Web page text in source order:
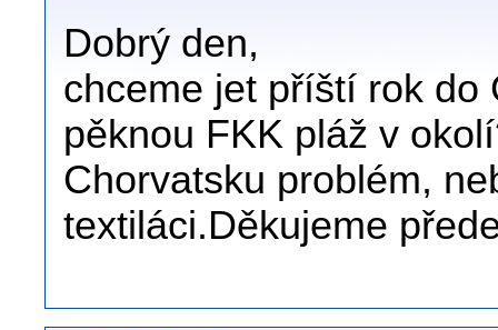
Dobrý den,
chceme jet příští rok do
pěknou FKK pláž v
Chorvatsku problém,
textiláci.Děkujeme